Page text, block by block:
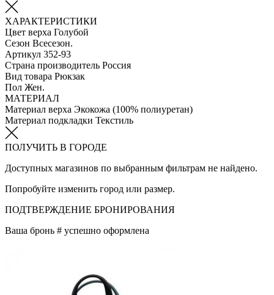
ХАРАКТЕРИСТИКИ
Цвет верха Голубой
Сезон Всесезон.
Артикул 352-93
Страна производитель Россия
Вид товара Рюкзак
Пол Жен.
МАТЕРИАЛ
Материал верха Экокожа (100% полиуретан)
Материал подкладки Текстиль
ПОЛУЧИТЬ В ГОРОДЕ
Доступных магазинов по выбранным фильтрам не найдено.
Попробуйте изменить город или размер.
ПОДТВЕРЖДЕНИЕ БРОНИРОВАНИЯ
Ваша бронь # успешно оформлена